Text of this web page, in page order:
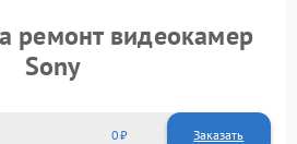
ремонт видеокамер
Sony
0 Заказать